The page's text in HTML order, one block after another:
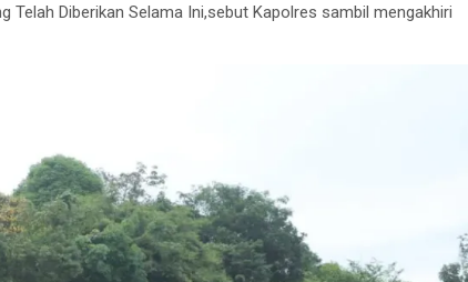
Telah Diberikan Selama Ini,sebut Kapolres sambil mengakhiri